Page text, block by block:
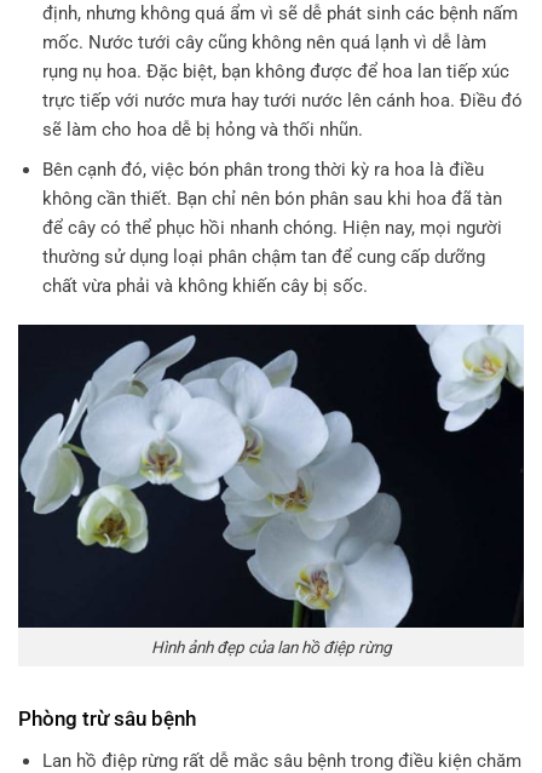
định, nhưng không quá ẩm vì sẽ dễ phát sinh các bệnh nấm
mốc. Nước tưới cây cũng không nên quá lạnh vì dễ làm
rụng nụ hoa. Đặc biệt, bạn không được để hoa lan tiếp xúc
trực tiếp với nước mưa hay tưới nước lên cánh hoa. Điều đó
sẽ làm cho hoa dễ bị hỏng và thối nhũn.
Bên cạnh đó, việc bón phân trong thời kỳ ra hoa là điều
không cần thiết. Bạn chỉ nên bón phân sau khi hoa đã tàn
để cây có thể phục hồi nhanh chóng. Hiện nay, mọi người
thường sử dụng loại phân chậm tan để cung cấp dưỡng
chất vừa phải và không khiến cây bị sốc.
Hình ảnh đẹp của lan hồ điệp rừng
Phòng trừ sâu bệnh
Lan hồ điệp rừng rất dễ mắc sâu bệnh trong điều kiện chăm